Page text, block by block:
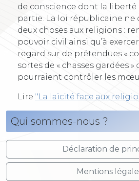
de conscience dont la liberté
partie. La loi républicaine ne
deux choses aux religions :
pouvoir civil ainsi qu’à
regard sur de prétendues «
sortes de « chasses gardées
pourraient contrôler les
Lire "La laïcité face aux
Qui sommes-nous ?
Déclaration de
Mentions